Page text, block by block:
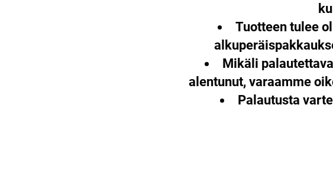
Tuotteen tulee
Mikäli
alentunut, varaamme
Palautusta